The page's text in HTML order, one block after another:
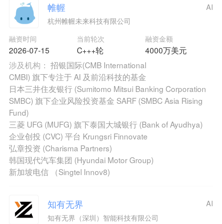
帷幄
杭州帷幄未来科技有限公司
融资时间
2026-07-15
当前轮次
C+++轮
融资金额
4000万美元
AI
涉及机构： 招银国际(CMB International
CMBI) 旗下专注于 AI 及前沿科技的基金
日本三井住友银行 (Sumitomo Mitsui Banking Corporation
SMBC) 旗下企业风险投资基金 SARF (SMBC Asia Rising
Fund)
三菱 UFG (MUFG) 旗下泰国大城银行 (Bank of Ayudhya)
企业创投 (CVC) 平台 Krungsri Finnovate
弘章投资 (Charisma Partners)
韩国现代汽车集团 (Hyundai Motor Group)
新加坡电信 （Singtel Innov8)
知有无界
知有无界（深圳）智能科技有限公司
AI